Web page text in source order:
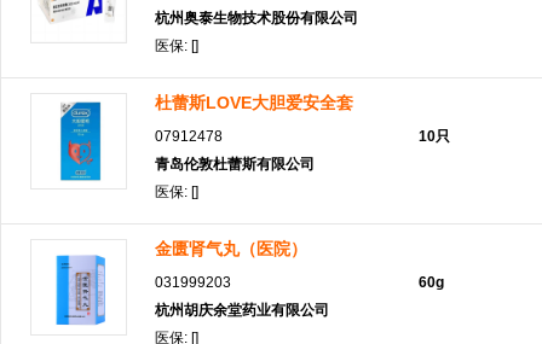
杭州奥泰生物技术股份有限公司
医保: []
杜蕾斯LOVE大胆爱安全套
07912478
青岛伦敦杜蕾斯有限公司
医保: []
10只
金匮肾气丸（医院）
031999203
杭州胡庆余堂药业有限公司
医保: []
60g